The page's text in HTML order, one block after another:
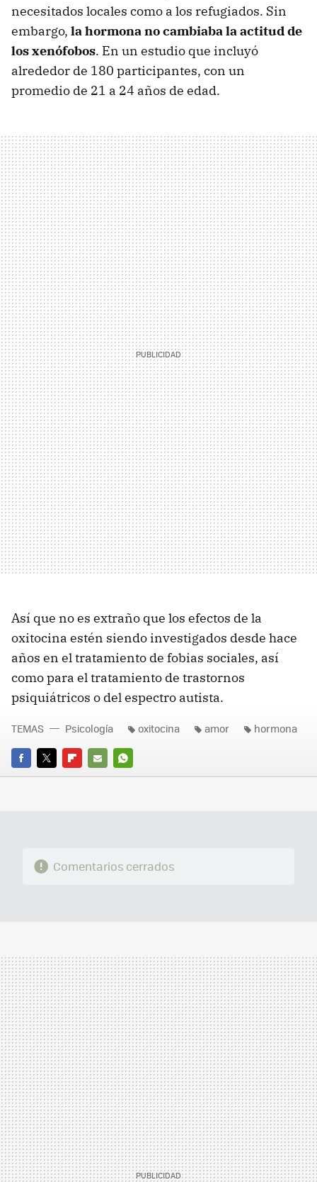
necesitados locales como a los refugiados. Sin
embargo, la hormona no cambiaba la actitud de
los xenófobos. En un estudio que incluyó
alrededor de 180 participantes, con un
promedio de 21 a 24 años de edad.
Así que no es extraño que los efectos de la
oxitocina estén siendo investigados desde hace
años en el tratamiento de fobias sociales, así
como para el tratamiento de trastornos
psiquiátricos o del espectro autista.
FACEBOOK
TWITTERFLIPBOARD
E-
WHATSAPP
TEMAS Psicología oxitocina amor hormona
Comentarios cerrados